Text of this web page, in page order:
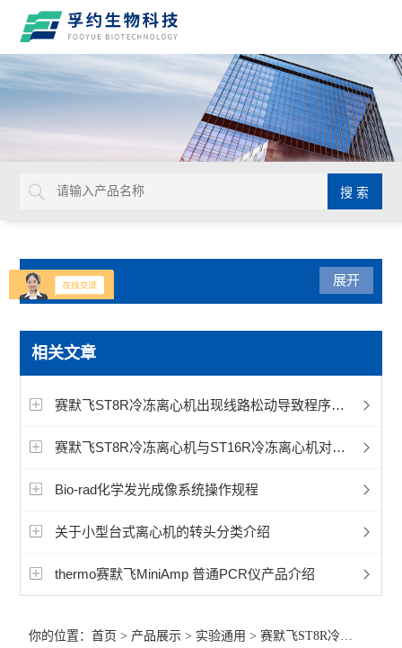
产品分类
实验通用
默克密理博Millicell-IQ纯水净化系统
赛默飞程控降温仪冷冻机
艾本德5702离心机
艾本德5430微量离心机
艾本德5810微量离心机
冷冻离心机
展开
相关文章
赛默飞ST8R冷冻离心机出现线路松动导致程序死机怎么办
赛默飞ST8R冷冻离心机与ST16R冷冻离心机对比区别
Bio-rad化学发光成像系统操作规程
关于小型台式离心机的转头分类介绍
thermo赛默飞MiniAmp 普通PCR仪产品介绍
你的位置：首页 > 产品展示 > 实验通用 >赛默飞ST8R冷冻离心机